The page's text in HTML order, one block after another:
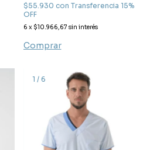
$55.930 con Transferencia 15%
OFF
6 x $10.966,67 sin interés
Comprar
1 / 6